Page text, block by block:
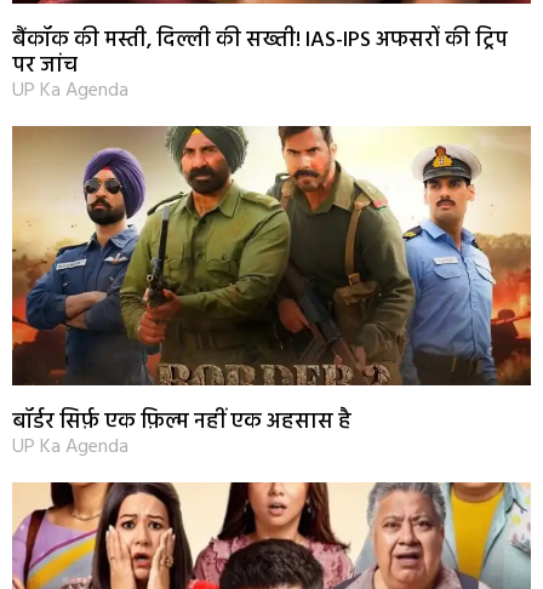
बैंकॉक की मस्ती, दिल्ली की सख्ती! IAS-IPS अफसरों की ट्रिप
पर जांच
UP Ka Agenda
बॉर्डर सिर्फ़ एक फ़िल्म नहीं एक अहसास है
UP Ka Agenda